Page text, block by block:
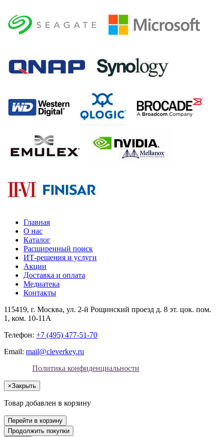
Главная
О нас
Каталог
Расширенный поиск
ИТ-решения и услуги
Акции
Доставка и оплата
Медиатека
Контакты
115419, г. Москва, ул. 2-й Рощинский проезд д. 8 эт. цок. пом.
1, ком. 10-11А
Телефон: +7 (495) 477-51-70
Email: mail@cleverkey.ru
Политика конфиденциальности
×Закрыть
Товар добавлен в корзину
Перейти в корзину
Продолжить покупки